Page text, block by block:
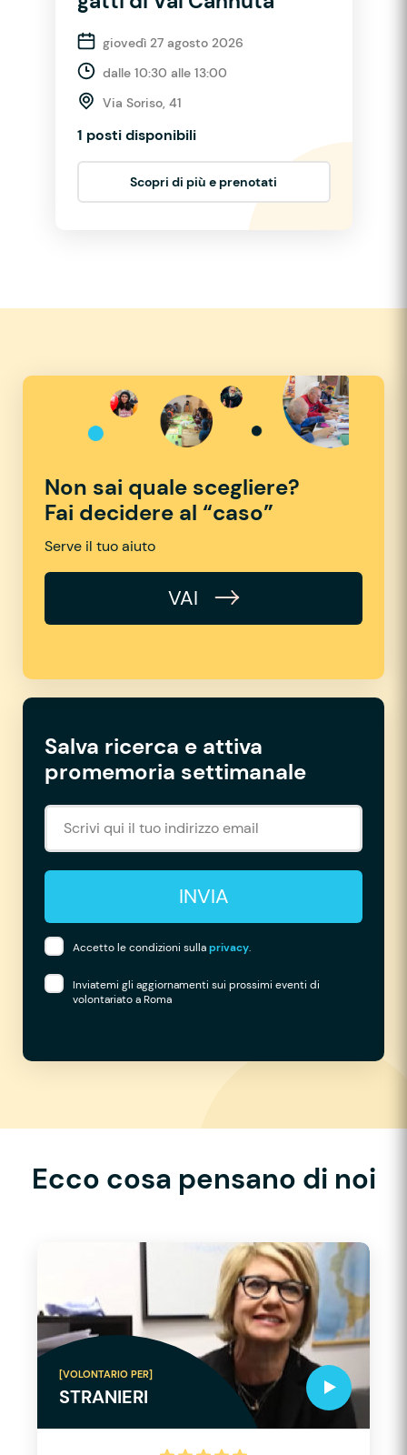
giovedì 27 agosto 2026
dalle 10:30 alle 13:00
Via Soriso, 41
1 posti disponibili
Scopri di più e prenotati
Non sai quale scegliere?
Fai decidere al “caso”
Serve il tuo aiuto
VAI
Salva ricerca e attiva
promemoria settimanale
INVIA
Accetto le condizioni sullaprivacy.
Inviatemi gli aggiornamenti sui prossimi eventi di
volontariato a Roma
Ecco cosa pensano di noi
[VOLONTARIO PER]
STRANIERI